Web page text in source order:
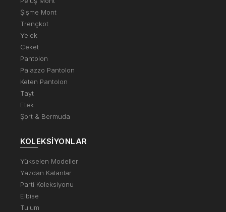
Şişme Mont
Trençkot
Yelek
Ceket
Pantolon
Palazzo Pantolon
Keten Pantolon
Tayt
Etek
Şort & Bermuda
KOLEKSIYONLAR
Yükselen Modeller
Yazdan Kalanlar
Parti Koleksiyonu
Elbise
Tulum